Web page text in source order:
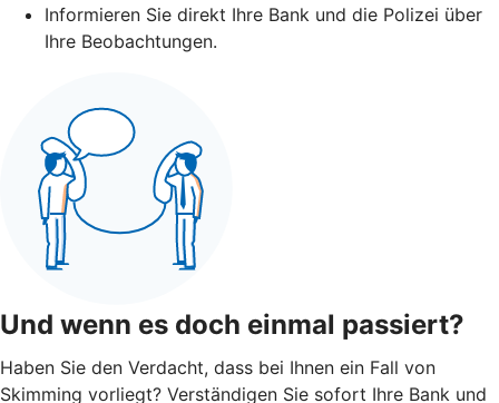
Informieren Sie direkt Ihre Bank und die Polizei über
Ihre Beobachtungen.
Und wenn es doch einmal passiert?
Haben Sie den Verdacht, dass bei Ihnen ein Fall von
Skimming vorliegt? Verständigen Sie sofort Ihre Bank und